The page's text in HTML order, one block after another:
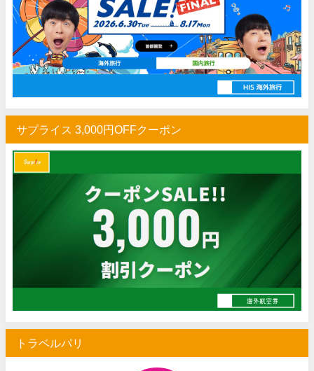
07/10 JTB) 夏旅タイムセール
07/10 楽天トラベル) 海外ツアー 最大30,000円OFFクーポン
07/08 HIS) 海外航空券タイムセール
HIS) 海外航空券 最大20,000円OFFクーポン
07/07 Trip.com) 海外航空券 最大3,000円OFFクーポン
07/07 Trip.com) ホテル 最大3,000円OFFクーポン
Trip.com) 空港送迎 50%OFFクーポン
Trip.com) サマーメガSALE
Trip.com) 台湾旅 最大50%OFFセール
楽天トラベル) 海外ツアー 最大30,000円OFFクーポン
Trip.com) 海外航空券(セントレア発) 最大7,000円OFFクーポ
HIS) 超目玉ツアー(スーパーサマーセール)
サプライス 3,000円OFFクーポン
トラベルパリ